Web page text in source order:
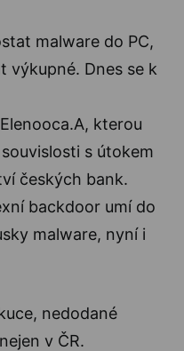
malware do PC,
výkupné. Dnes se k
kterou
s útokem
českých bank.
backdoor umí do
malware, nyní i
nedodané
v ČR.